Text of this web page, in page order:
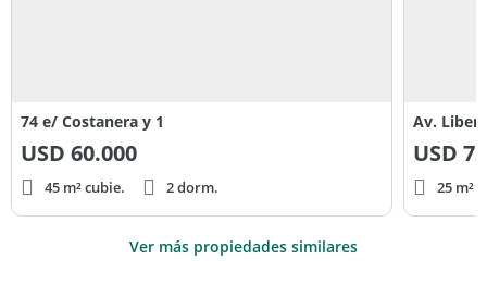
74 e/ Costanera y 1
USD 60.000
45 m² cubie. 2 dorm.
Av.
USD
25 m²
Ver más propiedades similares